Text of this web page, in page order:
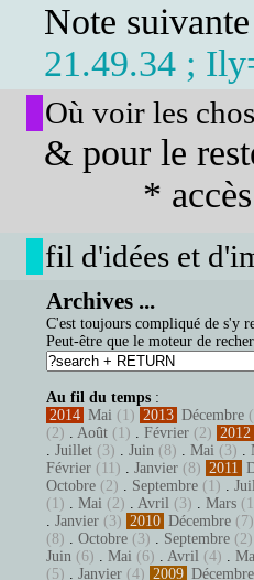
Note
21.49.34 ;
Où voir les
& pour le
* accès
fil d'idées et
Archives ...
C'est toujours compliqué de s'y
Peut-être que le moteur de
Au fil du temps :
2014 Mai (1) 2013 Décembre
(2) . Août (1) . Février (2) 2012
. Juillet (3) . Juin (8) . Mai (3) .
Février (11) . Janvier (8) 2011
Octobre (2) . Septembre (1) .
(1) . Mai (2) . Avril (3) . Mars
. Janvier (3) 2010 Décembre (7)
(8) . Octobre (3) . Septembre (2)
Juin (6) . Mai (6) . Avril (4) .
(5) . Janvier (4) 2009 Décembre